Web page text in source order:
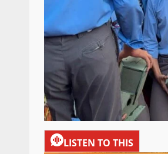
LISTEN TO THIS